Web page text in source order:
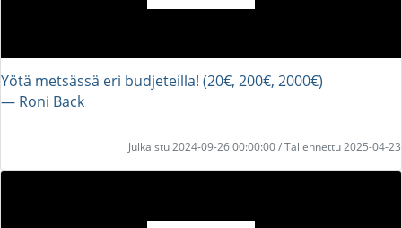
Yötä metsässä eri budjeteilla! (20€, 200€, 2000€)
― Roni Back
Julkaistu 2024-09-26 00:00:00 / Tallennettu 2025-04-23